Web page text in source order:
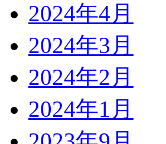
2024年4月
2024年3月
2024年2月
2024年1月